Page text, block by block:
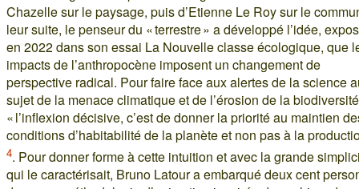
Chazelle sur le paysage, puis d’Etienne Le Roy sur le
leur suite, le penseur du « terrestre » a développé l’idée,
en 2022 dans son essai La Nouvelle classe écologique, que
impacts de l’anthropocène imposent un changement de
perspective radical. Pour faire face aux alertes de la science
sujet de la menace climatique et de l’érosion de la
« l’inflexion décisive, c’est de donner la priorité au maintien
conditions d’habitabilité de la planète et non pas à la
4. Pour donner forme à cette intuition et avec la grande
qui le caractérisait, Bruno Latour a embarqué deux cent